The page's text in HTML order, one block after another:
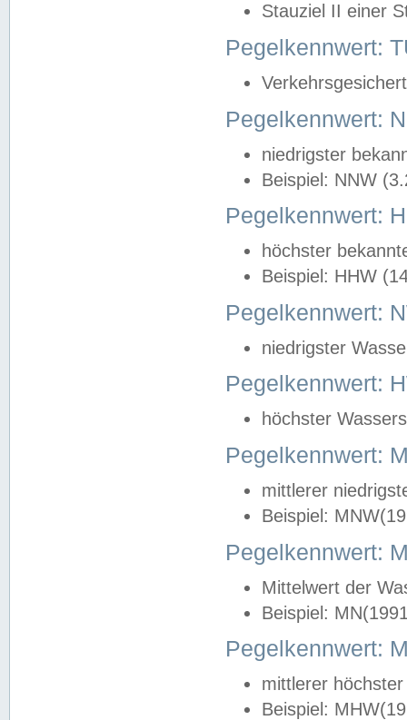
Stauziel II einer
Pegelkennwert:
Pegelkennwert:
niedrigster
Beispiel: NNW
Pegelkennwert:
höchster
Beispiel: HHW
Pegelkennwert:
niedrigster
Pegelkennwert:
höchster
Pegelkennwert:
mittlerer
Beispiel:
Pegelkennwert:
Mittelwert der
Beispiel:
Pegelkennwert:
mittlerer
Beispiel: